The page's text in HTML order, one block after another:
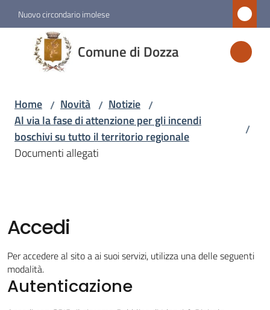
Vai al contenuto
Vai alla navigazione
Vai al footer
Nuovo circondario imolese
Comune di Dozza
Comune
di
Dozza
Amministrazione
Vivere
Dozza
Home / Novità / Notizie /
Al via la fase di attenzione per gli incendi
boschivi su tutto il territorio regionale
/
Documenti allegati
Accedi
Per accedere al sito a ai suoi servizi, utilizza una delle seguenti
modalità.
Autenticazione